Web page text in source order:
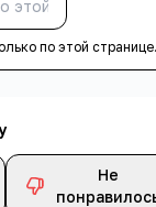
по этой странице.
Не